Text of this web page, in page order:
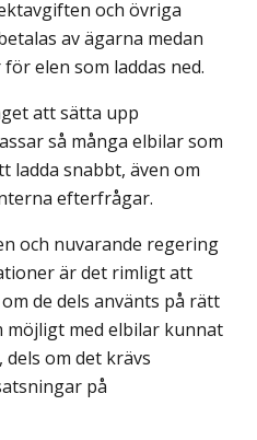
och övriga
av ägarna medan
elen som laddas ned.
att sätta upp
så många elbilar som
ladda snabbt, även om
efterfrågar.
och nuvarande regering
är det rimligt att
de dels använts på rätt
möjligt med elbilar kunnat
om det krävs
på